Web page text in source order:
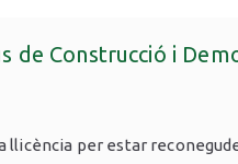
de Construcció i
per estar